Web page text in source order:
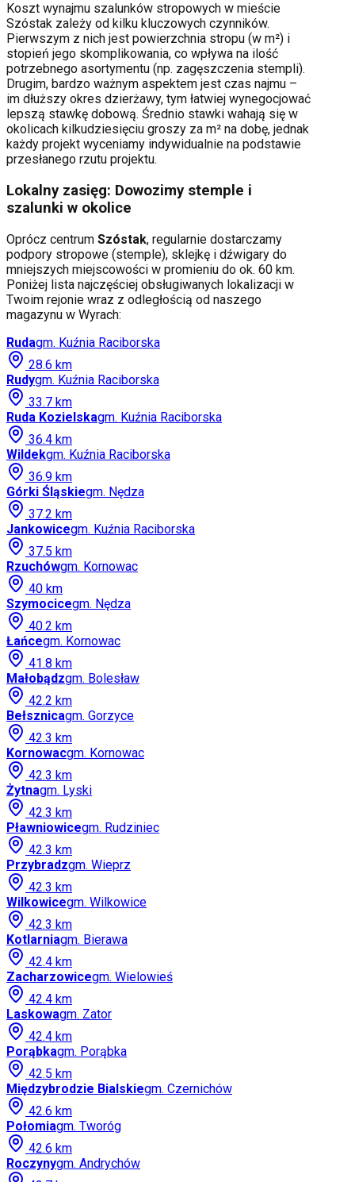
Koszt wynajmu szalunków stropowych w mieście
Szóstak zależy od kilku kluczowych czynników.
Pierwszym z nich jest powierzchnia stropu (w m²) i
stopień jego skomplikowania, co wpływa na ilość
potrzebnego asortymentu (np. zagęszczenia stempli).
Drugim, bardzo ważnym aspektem jest czas najmu –
im dłuższy okres dzierżawy, tym łatwiej wynegocjować
lepszą stawkę dobową. Średnio stawki wahają się w
okolicach kilkudziesięciu groszy za m² na dobę, jednak
każdy projekt wyceniamy indywidualnie na podstawie
przesłanego rzutu projektu.
Lokalny zasięg: Dowozimy stemple i
szalunki w okolice
Oprócz centrum Szóstak, regularnie dostarczamy
podpory stropowe (stemple), sklejkę i dźwigary do
mniejszych miejscowości w promieniu do ok. 60 km.
Poniżej lista najczęściej obsługiwanych lokalizacji w
Twoim rejonie wraz z odległością od naszego
magazynu w Wyrach:
Rudagm. Kuźnia Raciborska
28.6 km
Rudygm. Kuźnia Raciborska
33.7 km
Ruda Kozielskagm. Kuźnia Raciborska
36.4 km
Wildekgm. Kuźnia Raciborska
36.9 km
Górki Śląskiegm. Nędza
37.2 km
Jankowicegm. Kuźnia Raciborska
37.5 km
Rzuchówgm. Kornowac
40 km
Szymocicegm. Nędza
40.2 km
Łańcegm. Kornowac
41.8 km
Małobądzgm. Bolesław
42.2 km
Bełsznicagm. Gorzyce
42.3 km
Kornowacgm. Kornowac
42.3 km
Żytnagm. Lyski
42.3 km
Pławniowicegm. Rudziniec
42.3 km
Przybradzgm. Wieprz
42.3 km
Wilkowicegm. Wilkowice
42.3 km
Kotlarniagm. Bierawa
42.4 km
Zacharzowicegm. Wielowieś
42.4 km
Laskowagm. Zator
42.4 km
Porąbkagm. Porąbka
42.5 km
Międzybrodzie Bialskiegm. Czernichów
42.6 km
Połomiagm. Tworóg
42.6 km
Roczynygm. Andrychów